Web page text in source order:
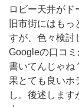
ロビー天井がド
旧市街にはも
すが、色々検討
Googleの口コ
書いてんじゃね
果とても良いホ
し。後述します